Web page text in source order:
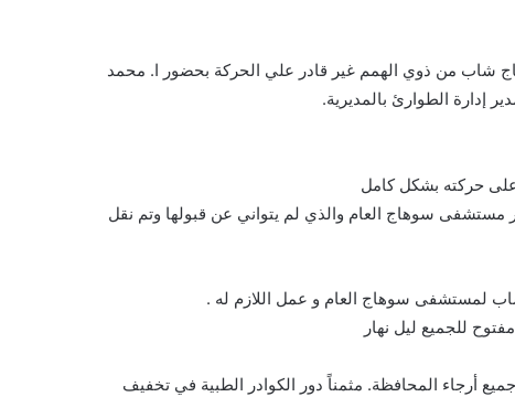
شاب من ذوي الهمم غير قادر علي الحركة بحضور ا. محمد
إدارة الطوارئ بالمديرية.
على حركته بشكل كامل
مستشفى سوهاج العام والذي لم يتواني عن قبولها وتم نقل
لمستشفى سوهاج العام و عمل اللازم له .
للجميع ليل نهار
أرجاء المحافظة. مثمناً دور الكوادر الطبية في تخفيف